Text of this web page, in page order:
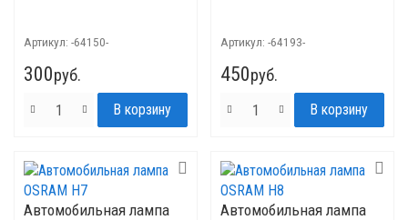
Артикул: -64150-
300руб.
Артикул: -64193-
450руб.
Автомобильная лампа
Автомобильная лампа